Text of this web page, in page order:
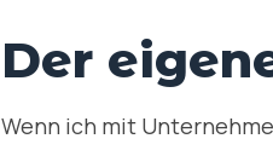
Der
Wenn ich mit